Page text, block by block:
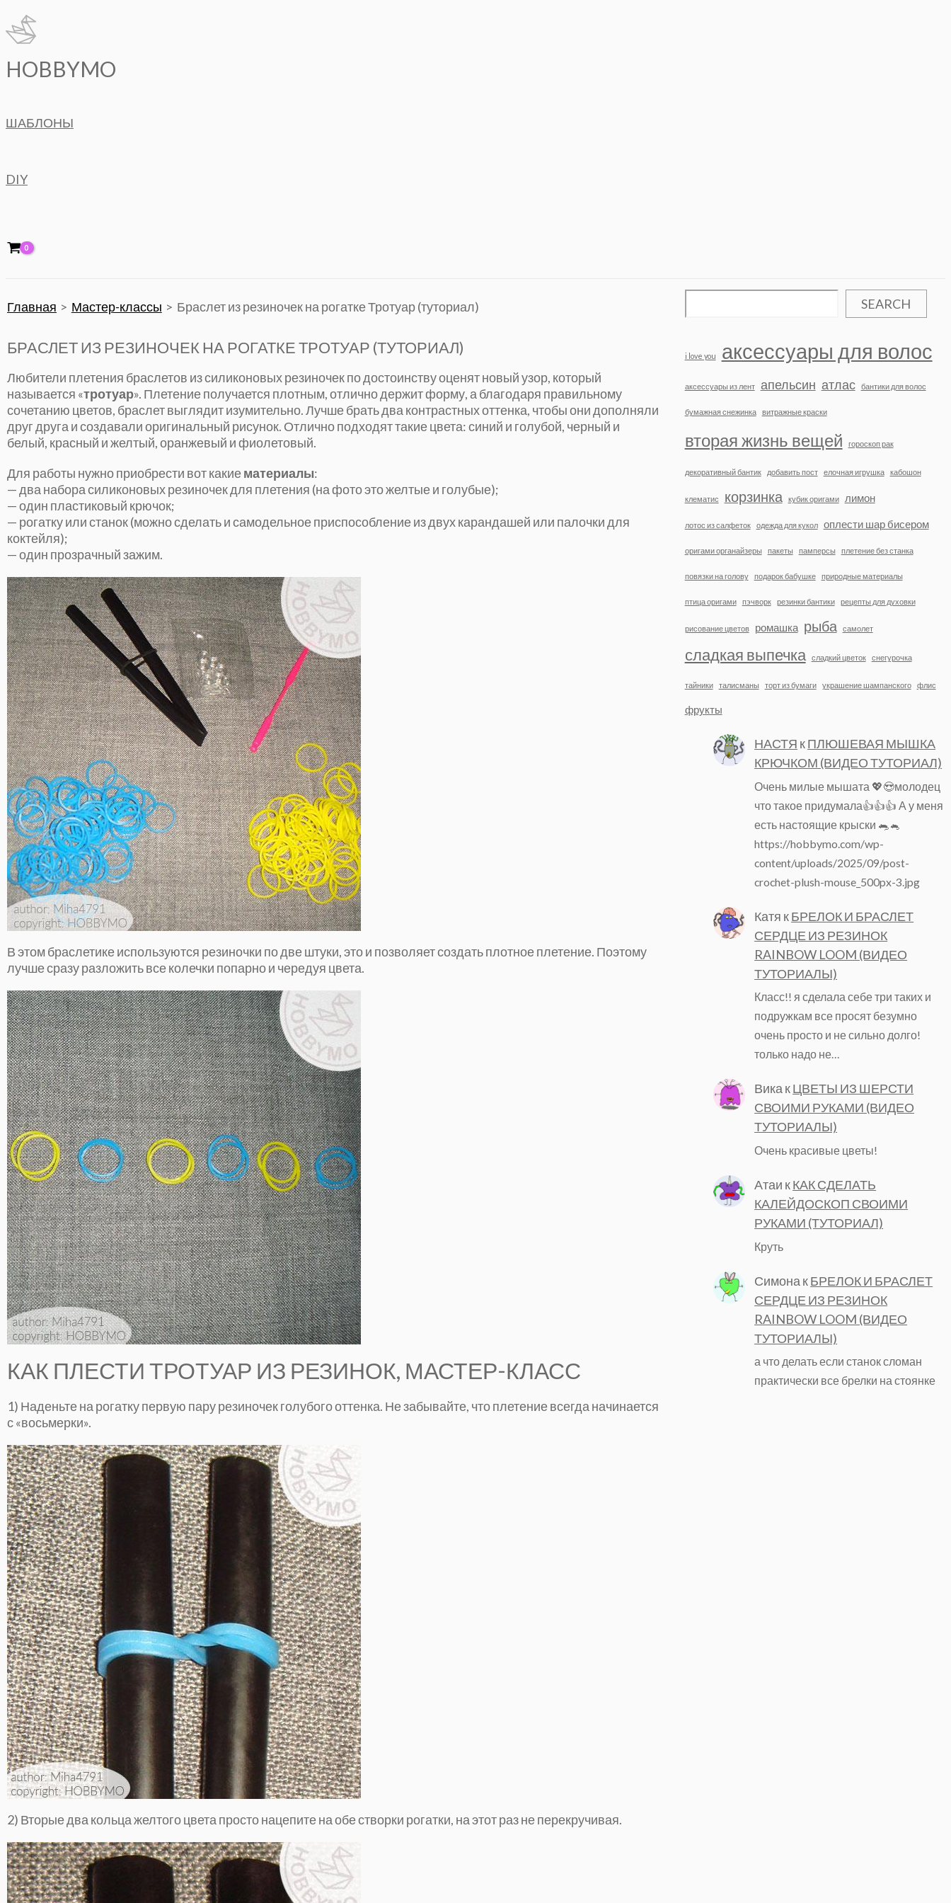
Перейти
к
содержимому
HOBBYMO
ШАБЛОНЫ
DIY
Главная Мастер-классы Браслет из резиночек на рогатке Тротуар (туториал)
БРАСЛЕТ ИЗ РЕЗИНОЧЕК НА РОГАТКЕ ТРОТУАР (ТУТОРИАЛ)
Любители плетения браслетов из силиконовых резиночек по достоинству оценят новый узор, который
называется «тротуар». Плетение получается плотным, отлично держит форму, а благодаря правильному
сочетанию цветов, браслет выглядит изумительно. Лучше брать два контрастных оттенка, чтобы они дополняли
друг друга и создавали оригинальный рисунок. Отлично подходят такие цвета: синий и голубой, черный и
белый, красный и желтый, оранжевый и фиолетовый.
Для работы нужно приобрести вот какиематериалы:
— два набора силиконовых резиночек для плетения (на фото это желтые и голубые);
— один пластиковый крючок;
— рогатку или станок (можно сделать и самодельное приспособление из двух карандашей или палочки для
коктейля);
— один прозрачный зажим.
В этом браслетике используются резиночки по две штуки, это и позволяет создать плотное плетение. Поэтому
лучше сразу разложить все колечки попарно и чередуя цвета.
КАК ПЛЕСТИ ТРОТУАР ИЗ РЕЗИНОК, МАСТЕР-КЛАСС
1) Наденьте на рогатку первую пару резиночек голубого оттенка. Не забывайте, что плетение всегда начинается
с «восьмерки».
2) Вторые два кольца желтого цвета просто нацепите на обе створки рогатки, на этот раз не перекручивая.
SEARCH
i love you аксессуары для волос
аксессуары из лент апельсин атлас бантики для волос
бумажная снежинка витражные краски
вторая жизнь вещей гороскоп рак
декоративный бантик добавить пост елочная игрушка кабошон
клематис корзинка кубик оригами лимон
лотос из салфеток одежда для кукол оплести шар бисером
оригами органайзеры пакеты памперсы плетение без станка
повязки на голову подарок бабушке природные материалы
птица оригами пэчворк резинки бантики рецепты для духовки
рисование цветов ромашка рыба самолет
сладкая выпечка сладкий цветок снегурочка
тайники талисманы торт из бумаги украшение шампанского флис
фрукты
НАСТЯ кПЛЮШЕВАЯ МЫШКА
КРЮЧКОМ (ВИДЕО ТУТОРИАЛ)
Очень милые мышата 💖😍молодец
что такое придумала👍👍👍 А у меня
есть настоящие крыски 🐀🐁
https://hobbymo.com/wp-
content/uploads/2025/09/post-
crochet-plush-mouse_500px-3.jpg
Катя кБРЕЛОК И БРАСЛЕТ
СЕРДЦЕ ИЗ РЕЗИНОК
RAINBOW LOOM (ВИДЕО
ТУТОРИАЛЫ)
Класс!! я сделала себе три таких и
подружкам все просят безумно
очень просто и не сильно долго!
только надо не…
ВикакЦВЕТЫ ИЗ ШЕРСТИ
СВОИМИ РУКАМИ (ВИДЕО
ТУТОРИАЛЫ)
Очень красивые цветы!
Атаи кКАК СДЕЛАТЬ
КАЛЕЙДОСКОП СВОИМИ
РУКАМИ (ТУТОРИАЛ)
Круть
Симона кБРЕЛОК И БРАСЛЕТ
СЕРДЦЕ ИЗ РЕЗИНОК
RAINBOW LOOM (ВИДЕО
ТУТОРИАЛЫ)
а что делать если станок сломан
практически все брелки на стоянке